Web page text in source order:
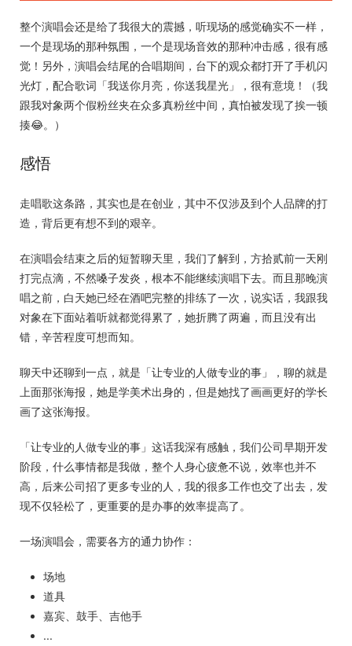
整个演唱会还是给了我很大的震撼，听现场的感觉确实不一样，
一个是现场的那种氛围，一个是现场音效的那种冲击感，很有感
觉！另外，演唱会结尾的合唱期间，台下的观众都打开了手机闪
光灯，配合歌词「我送你月亮，你送我星光」，很有意境！（我
跟我对象两个假粉丝夹在众多真粉丝中间，真怕被发现了挨一顿
揍😂。）
感悟
走唱歌这条路，其实也是在创业，其中不仅涉及到个人品牌的打
造，背后更有想不到的艰辛。
在演唱会结束之后的短暂聊天里，我们了解到，方拾贰前一天刚
打完点滴，不然嗓子发炎，根本不能继续演唱下去。而且那晚演
唱之前，白天她已经在酒吧完整的排练了一次，说实话，我跟我
对象在下面站着听就都觉得累了，她折腾了两遍，而且没有出
错，辛苦程度可想而知。
聊天中还聊到一点，就是「让专业的人做专业的事」，聊的就是
上面那张海报，她是学美术出身的，但是她找了画画更好的学长
画了这张海报。
「让专业的人做专业的事」这话我深有感触，我们公司早期开发
阶段，什么事情都是我做，整个人身心疲惫不说，效率也并不
高，后来公司招了更多专业的人，我的很多工作也交了出去，发
现不仅轻松了，更重要的是办事的效率提高了。
一场演唱会，需要各方的通力协作：
场地
道具
嘉宾、鼓手、吉他手
...